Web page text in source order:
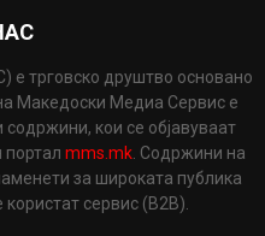
трговско друштво основано
Македоски Медиа Сервис е
кои се објавуваат
mms.mk. Содржини на
за широката публика
сервис (B2B).